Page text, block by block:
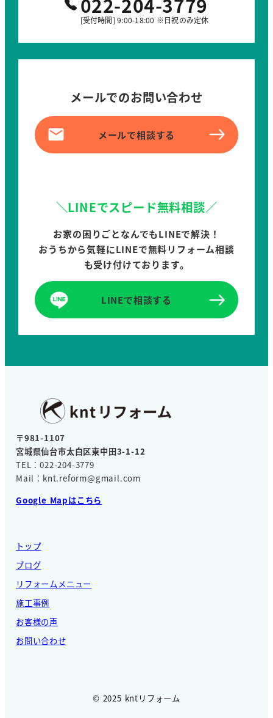
[受付時間] 9:00-18:00 ※日祝のみ定休
メールでのお問い合わせ
メールで相談する
＼LINEでスピード無料相談／
お家の困りごとなんでもLINEで解決！
おうちから気軽にLINEで無料リフォーム相談
も受け付けております。
LINEで相談する
〒981-1107
宮城県仙台市太白区東中田3-1-12
TEL：022-204-3779
Mail：knt.reform@gmail.com
Google Mapはこちら
トップ
ブログ
リフォームメニュー
施工事例
お客様の声
お問い合わせ
© 2025 kntリフォーム